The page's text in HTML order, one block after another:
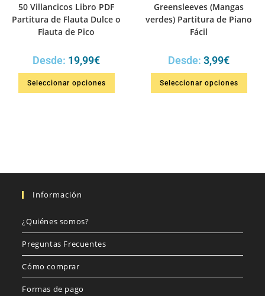
50 Villancicos Libro PDF
Partitura de Flauta Dulce o
Flauta de Pico
Desde: 19,99€
Seleccionar opciones
Greensleeves (Mangas
verdes) Partitura de Piano
Fácil
Desde: 3,99€
Seleccionar opciones
Información
¿Quiénes somos?
Preguntas Frecuentes
Cómo comprar
Formas de pago